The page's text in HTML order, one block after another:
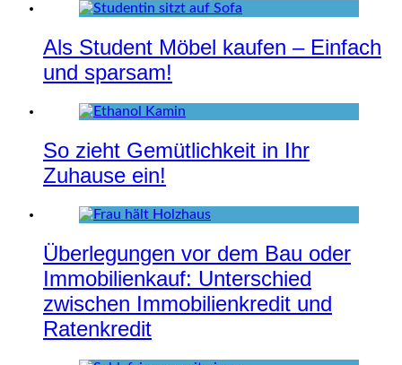
Als Student Möbel kaufen – Einfach
und sparsam!
So zieht Gemütlichkeit in Ihr
Zuhause ein!
Überlegungen vor dem Bau oder
Immobilienkauf: Unterschied
zwischen Immobilienkredit und
Ratenkredit